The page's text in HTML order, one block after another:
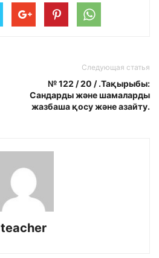
Следующая статья
№ 122 / 20 / .Тақырыбы:
Сандарды және шамаларды
жазбаша қосу және азайту.
teacher